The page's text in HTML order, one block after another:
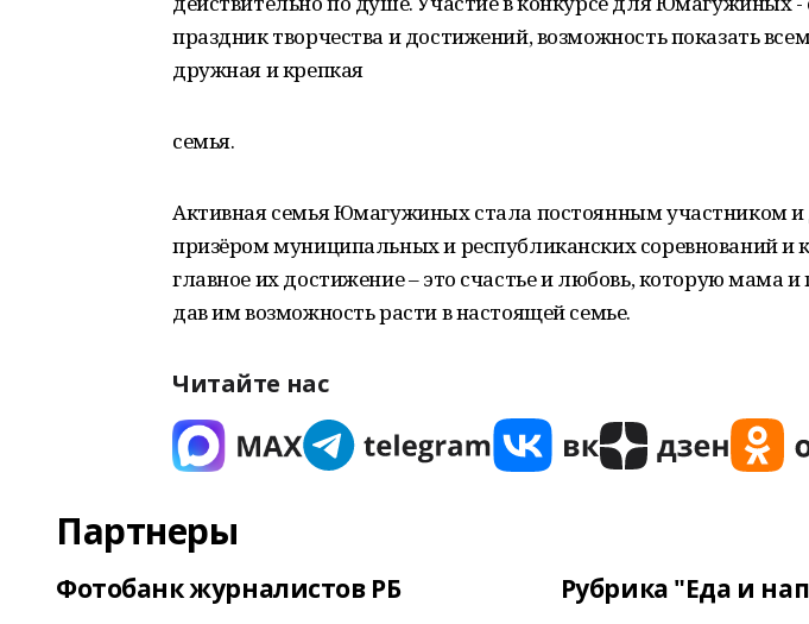
праздник творчества и достижений, возможность показать
дружная и крепкая
семья.
Активная семья Юмагужиных стала постоянным участником
призёром муниципальных и республиканских соревнований и
главное их достижение – это счастье и любовь, которую мама
дав им возможность расти в настоящей семье.
Читайте нас
Партнеры
Фотобанк журналистов РБ Рубрика "Еда и